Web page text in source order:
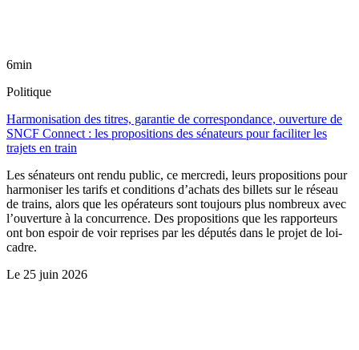
6min
Politique
Harmonisation des titres, garantie de correspondance, ouverture de
SNCF Connect : les propositions des sénateurs pour faciliter les
trajets en train
Les sénateurs ont rendu public, ce mercredi, leurs propositions pour
harmoniser les tarifs et conditions d’achats des billets sur le réseau
de trains, alors que les opérateurs sont toujours plus nombreux avec
l’ouverture à la concurrence. Des propositions que les rapporteurs
ont bon espoir de voir reprises par les députés dans le projet de loi-
cadre.
Le 25 juin 2026